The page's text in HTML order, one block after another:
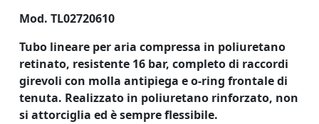
Mod. TL02720610
Tubo lineare per aria compressa in poliuretano
retinato, resistente 16 bar, completo di raccordi
girevoli con molla antipiega e o-ring frontale di
tenuta. Realizzato in poliuretano rinforzato, non
si attorciglia ed è sempre flessibile.